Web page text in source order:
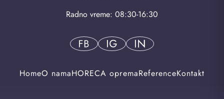
Radno vreme: 08:30-16:30
HomeO namaHORECA opremaReferenceKontakt